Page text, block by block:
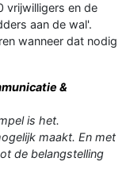
vrijwilligers en de
aan de wal'.
wanneer dat nodig
&
is het.
maakt. En met
de belangstelling